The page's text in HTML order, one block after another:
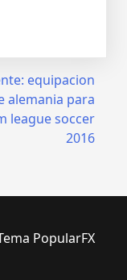
equipacion
alemania para
league soccer
2016
PopularFX